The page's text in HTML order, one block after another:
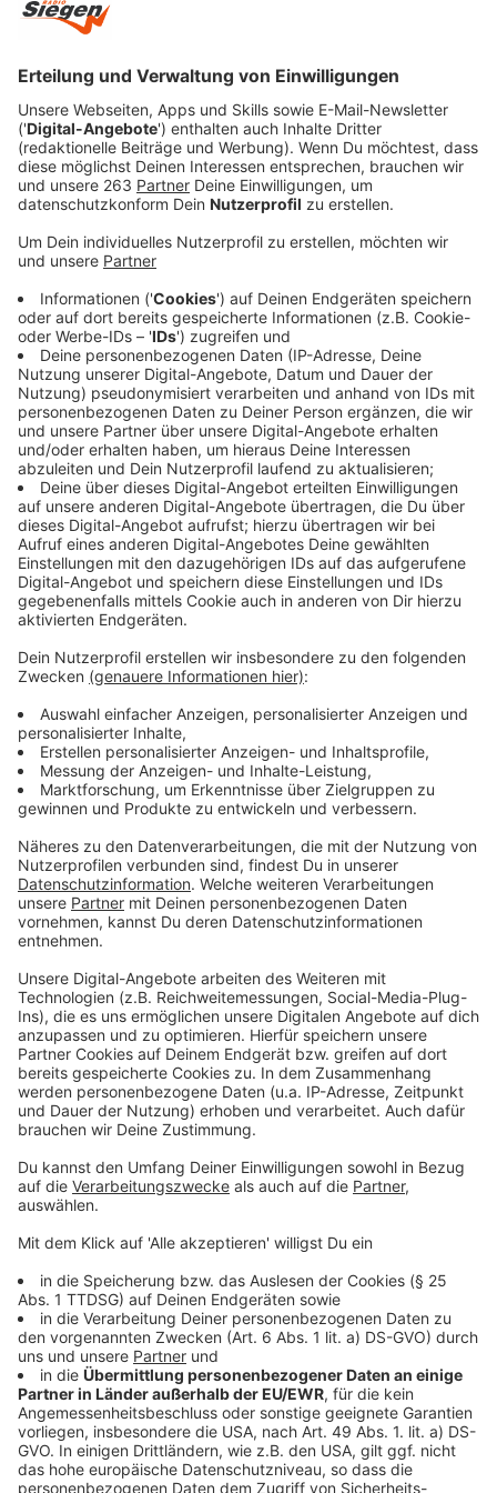
Von den neuinfizierten Personen wurde eine nach
Auftreten von Symptomen positiv getestet, eine
weitere bei einem Routineabstich. Zwei Personen
wurden bei Aufnahme in ein Krankenhaus bzw. in eine
weitere Einrichtung positiv getestet. In zehn Fällen
handelt es sich um Reiserückkehrer.
sich imKreis Siegen-Wittgenstein906 Personen in
häuslicher Quarantäne. Seit Beginn der Pandemie
haben sich insgesamt 12.099 Personen aus Siegen-
Wittgenstein mit dem Coronavirus infiziert, 11.672 sind
wieder genesen, 179 verstorben. Aktuell infiziert sind
248 Personen. Derzeit werden sieben Infizierte aus
Siegen-Wittgenstein in einem Krankenhaus behandelt,
eine davon intensivpflichtig. Die aktuelle7-Tages-
Inzidenzfür denKreis Siegen-Wittgensteinliegt laut
RKI bei61,7(Stand: 17.08.21/00:00).DerKreis Siegen-
Wittgensteinund dasLand Nordrhein-
Westfalenbefinden sich in derInzidenzstufe „1“
Impfbericht
Anzeige
mindestens180.423(65,49%)Erst-und 147.259
(53,45%)Zweitimpfungenverabreicht. Insgesamt
sind mindestens164.626(59,76%) Personen
vollständig geimpft (Stand: 17.08.21/00:00).
Hinweis: Die Impfungen von Betriebs- und Privatärzten
sind nicht enthalten. Diese Impfmeldungen liegen
ausschließlich demRobert-Koch-Institutvor und
werden nur auf Länderebene veröffentlicht.
Anzeige
Mutationen
Anzeige
Bisher wurde bei 3.273 positiven Testergebnissen aus
dem Kreisgebiet die Alpha-Mutation, bei einer Person
die Beta-Mutation, bei 19 weiteren Personen die
Gamma-Mutation und bei 322 Personen die Delta-
Mutation nachgewiesen.
Anzeige